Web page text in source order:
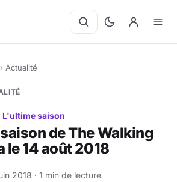
› Actualité
L'ultime saison
de The Walking
le 14 août 2018
2018 · 1 min de lecture